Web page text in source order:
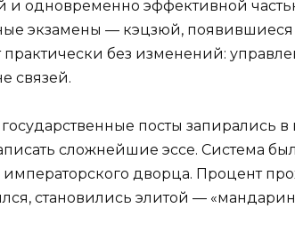
и одновременно эффективной
экзамены — кэцзюй, появившиеся
практически без изменений:
связей.
посты запирались
сложнейшие эссе. Система
дворца. Процент
становились элитой —